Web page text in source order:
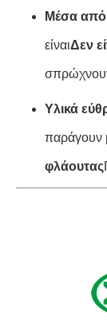
Μέσα
είναιΔεν
Υλικά
παράγουν
φλάουτας